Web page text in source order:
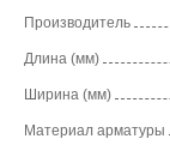
Производитель
Длина (мм)
Ширина (мм)
Материал арматуры